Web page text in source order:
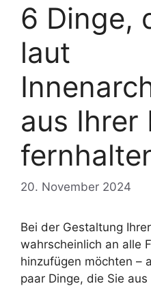
6 Dinge,
laut
aus Ihrer
20. November 2024
Bei der Gestaltung
wahrscheinlich an alle
hinzufügen möchten –
paar Dinge, die Sie aus